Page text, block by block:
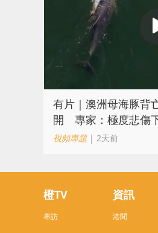
有片｜澳洲母海豚背
開 專家：極度悲傷
視頻專題| 2天前
橙TV
專訪
資訊
港聞